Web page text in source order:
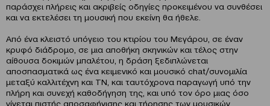
παράσχει πλήρεις και ακριβείς οδηγίες προκειμένου να συνθέσει
και να εκτελέσει τη μουσική που εκείνη θα ήθελε.
Από ένα κλειστό υπόγειο του κτιρίου του Μεγάρου, σε έναν
κρυφό διάδρομο, σε μια αποθήκη σκηνικών και τέλος στην
αίθουσα δοκιμών μπαλέτου, η δράση ξεδιπλώνεται
αποσπασματικά ως ένα κειμενικό και μουσικό chat/συνομιλία
μεταξύ καλλιτέχνη και ΤΝ, και ταυτόχρονα παραγωγή υπό την
πλήρη και συνεχή καθοδήγηση της, και υπό τον όρο μιας όσο
γίνεται πιστής αποσαφήνισης και τήρησης των μουσικών